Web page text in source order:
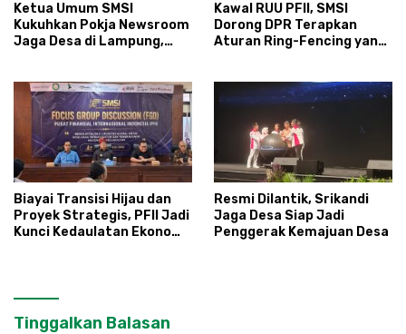
Ketua Umum SMSI
Kukuhkan Pokja Newsroom
Jaga Desa di Lampung,
Kawal RUU PFII, SMSI
Dorong DPR Terapkan
Aturan Ring-Fencing yang
Biayai Transisi Hijau dan
Proyek Strategis, PFII Jadi
Kunci Kedaulatan Ekonomi
Resmi Dilantik, Srikandi
Jaga Desa Siap Jadi
Penggerak Kemajuan Desa
Tinggalkan Balasan